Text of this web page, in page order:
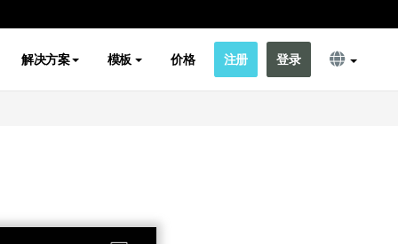
解决方案 模板 价格 注册 登录